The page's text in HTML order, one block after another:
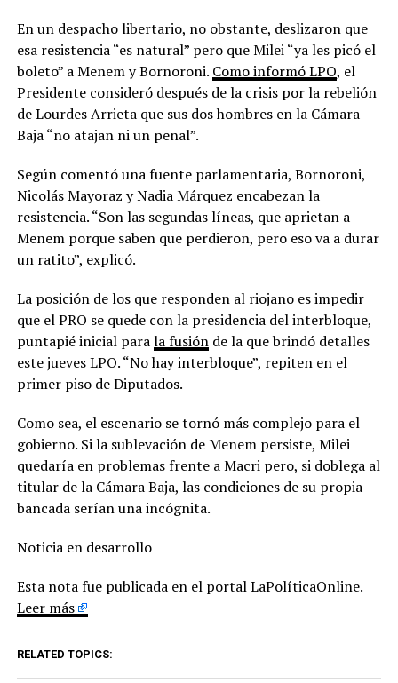
En un despacho libertario, no obstante, deslizaron que
esa resistencia “es natural” pero que Milei “ya les picó el
boleto” a Menem y Bornoroni. Como informó LPO, el
Presidente consideró después de la crisis por la rebelión
de Lourdes Arrieta que sus dos hombres en la Cámara
Baja “no atajan ni un penal”.
Según comentó una fuente parlamentaria, Bornoroni,
Nicolás Mayoraz y Nadia Márquez encabezan la
resistencia. “Son las segundas líneas, que aprietan a
Menem porque saben que perdieron, pero eso va a durar
un ratito”, explicó.
La posición de los que responden al riojano es impedir
que el PRO se quede con la presidencia del interbloque,
puntapié inicial parala fusiónde la que brindó detalles
este jueves LPO. “No hay interbloque”, repiten en el
primer piso de Diputados.
Como sea, el escenario se tornó más complejo para el
gobierno. Si la sublevación de Menem persiste, Milei
quedaría en problemas frente a Macri pero, si doblega al
titular de la Cámara Baja, las condiciones de su propia
bancada serían una incógnita.
Noticia en desarrollo
Esta nota fue publicada en el portal LaPolíticaOnline.
Leer más
RELATED TOPICS: